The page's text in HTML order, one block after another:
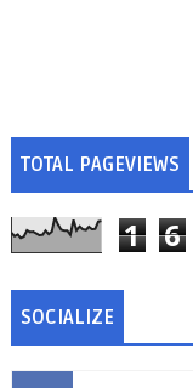
TOTAL PAGEVIEWS
1 6
SOCIALIZE